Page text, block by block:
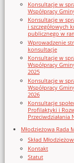
Konsultacje w
Współpracy
Konsultacje w
i szczegółowych
publicznego w
Wprowadzenie
konsultacje
Konsultacje w
Współpracy
2025
Konsultacje w
Współpracy
2026
Konsultacje
Profilaktyki i
Przeciwdziałania
Młodzieżowa Rada
Skład
Kontakt
Statut